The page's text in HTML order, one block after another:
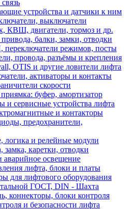
устройства и датчики к ним
выключатели
КВШ, двигатели, тормоз и др.
балки, замки, отводки
режимов, посты
провода, разъёмы и крепления
OTIS и другие ловители лифта
активаторы и контакты
скорости
буфер, амортизатор
и сервисные устройства лифта
и контакторы
предохранители,
логика и релейные модули
замка, каретки, отводки
аварийное освещение
лифта, блоки и платы
для лифтового оборудования
ГОСТ, DIN - Шахта
коннекторы, блоки контроля
и безопасности лифта